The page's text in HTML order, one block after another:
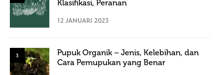
Klasifikasi, Peranan
12 JANUARI 2023
3
Pupuk Organik – Jenis, Kelebihan, dan
Cara Pemupukan yang Benar